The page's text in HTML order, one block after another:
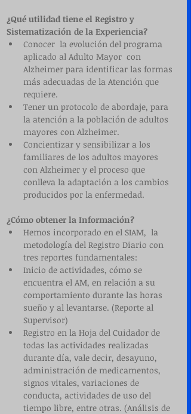
¿Qué utilidad tiene el Registro y
Sistematización de la Experiencia?
Conocer  la evolución del programa
aplicado al Adulto Mayor  con
Alzheimer para identificar las formas
más adecuadas de la Atención que
requiere.
Tener un protocolo de abordaje, para
la atención a la población de adultos
mayores con Alzheimer.
Concientizar y sensibilizar a los
familiares de los adultos mayores
con Alzheimer y el proceso que
conlleva la adaptación a los cambios
producidos por la enfermedad.
¿Cómo obtener la Información?
Hemos incorporado en el SIAM,  la
metodología del Registro Diario con
tres reportes fundamentales:
Inicio de actividades, cómo se
encuentra el AM, en relación a su
comportamiento durante las horas
sueño y al levantarse. (Reporte al
Supervisor)
Registro en la Hoja del Cuidador de
todas las actividades realizadas
durante día, vale decir, desayuno,
administración de medicamentos,
signos vitales, variaciones de
conducta, actividades de uso del
tiempo libre, entre otras. (Análisis de